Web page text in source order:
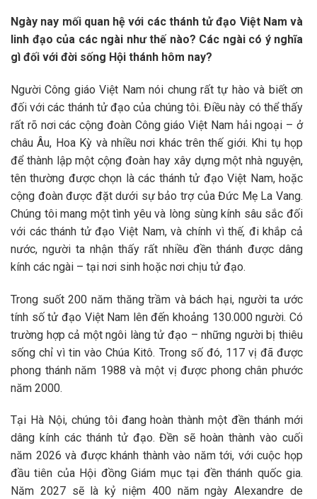
Ngày nay mối quan hệ với các thánh tử đạo Việt Nam và
linh đạo của các ngài như thế nào? Các ngài có ý nghĩa
gì đối với đời sống Hội thánh hôm nay?
Người Công giáo Việt Nam nói chung rất tự hào và biết ơn
đối với các thánh tử đạo của chúng tôi. Điều này có thể thấy
rất rõ nơi các cộng đoàn Công giáo Việt Nam hải ngoại – ở
châu Âu, Hoa Kỳ và nhiều nơi khác trên thế giới. Khi tụ họp
để thành lập một cộng đoàn hay xây dựng một nhà nguyện,
tên thường được chọn là các thánh tử đạo Việt Nam, hoặc
cộng đoàn được đặt dưới sự bảo trợ của Đức Mẹ La Vang.
Chúng tôi mang một tình yêu và lòng sùng kính sâu sắc đối
với các thánh tử đạo Việt Nam, và chính vì thế, đi khắp cả
nước, người ta nhận thấy rất nhiều đền thánh được dâng
kính các ngài – tại nơi sinh hoặc nơi chịu tử đạo.
Trong suốt 200 năm thăng trầm và bách hại, người ta ước
tính số tử đạo Việt Nam lên đến khoảng 130.000 người. Có
trường hợp cả một ngôi làng tử đạo – những người bị thiêu
sống chỉ vì tin vào Chúa Kitô. Trong số đó, 117 vị đã được
phong thánh năm 1988 và một vị được phong chân phước
năm 2000.
Tại Hà Nội, chúng tôi đang hoàn thành một đền thánh mới
dâng kính các thánh tử đạo. Đền sẽ hoàn thành vào cuối
năm 2026 và được khánh thành vào năm tới, với cuộc họp
đầu tiên của Hội đồng Giám mục tại đền thánh quốc gia.
Năm 2027 sẽ là kỷ niệm 400 năm ngày Alexandre de